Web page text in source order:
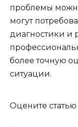
проблемы
могут
диагностики и
более точную
ситуации.
Оцените статью